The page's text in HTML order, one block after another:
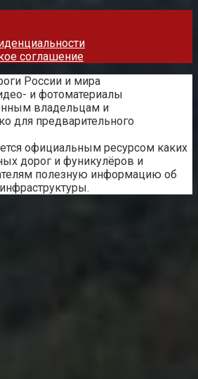
соглашение
России и мира
и фотоматериалы
владельцам и
для предварительного
официальным ресурсом каких
дорог и фуникулёров и
полезную информацию об